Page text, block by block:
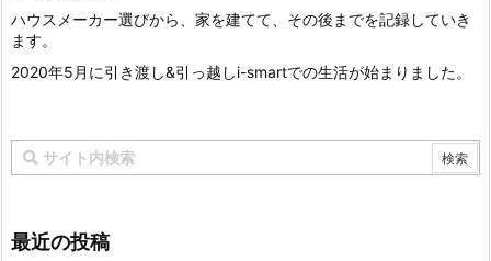
ハウスメーカー選びから、家を建てて、その後までを記録していき
ます。
2020年5月に引き渡し&引っ越しi-smartでの生活が始まりました。
最近の投稿